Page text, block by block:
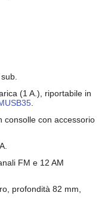
(1 A.), riportabile in
consolle con accessorio
FM e 12 AM
profondità 82 mm,